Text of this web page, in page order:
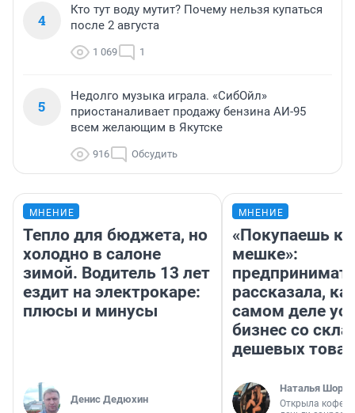
4
Кто тут воду мутит? Почему нельзя купаться
после 2 августа
1 069 1
5
Недолго музыка играла. «СибОйл»
приостаналивает продажу бензина АИ-95
всем желающим в Якутске
916 Обсудить
МНЕНИЕ
Тепло для бюджета, но
холодно в салоне
зимой. Водитель 13 лет
ездит на электрокаре:
плюсы и минусы
Денис Дедюхин
МНЕНИЕ
«Покупаешь
мешке»:
рассказала,
самом деле
бизнес со
дешевых
Наталья
Открыла